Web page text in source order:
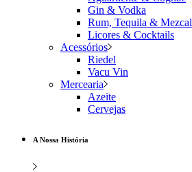
Gin & Vodka
Rum, Tequila & Mezcal
Licores & Cocktails
Acessórios
Riedel
Vacu Vin
Mercearia
Azeite
Cervejas
A Nossa História